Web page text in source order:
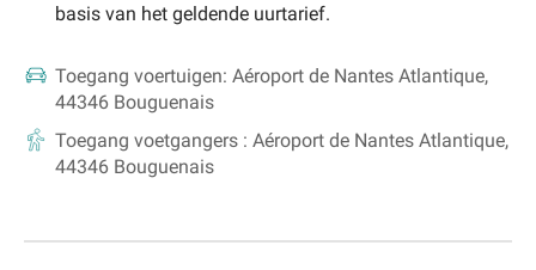
basis van het geldende uurtarief.
Toegang voertuigen: Aéroport de Nantes Atlantique,
44346 Bouguenais
Toegang voetgangers : Aéroport de Nantes Atlantique,
44346 Bouguenais